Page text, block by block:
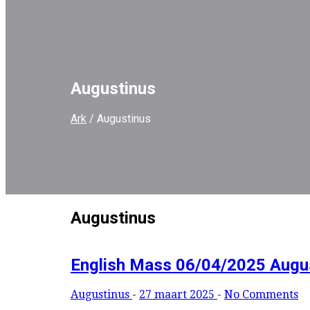
Augustinus
Ark / Augustinus
Augustinus
English Mass 06/04/2025
Augustinus - 27 maart 2025 - No Comments